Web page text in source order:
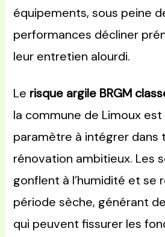
équipements, sous peine
performances décliner
leur entretien alourdi.
Le risque argile BRGM
la commune de Limoux
paramètre à intégrer dans
rénovation ambitieux. Les
gonflent à l’humidité et se
période sèche, générant
qui peuvent fissurer les